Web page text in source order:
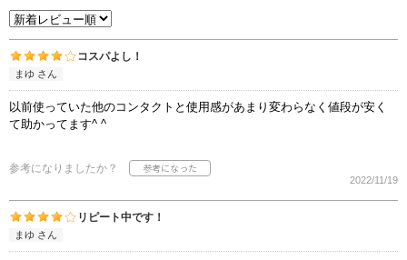
コスパよし！
まゆ さん
以前使っていた他のコンタクトと使用感があまり変わらなく値段が安く
て助かってます^ ^
参考になりましたか？
2022/11/19
リピート中です！
まゆ さん